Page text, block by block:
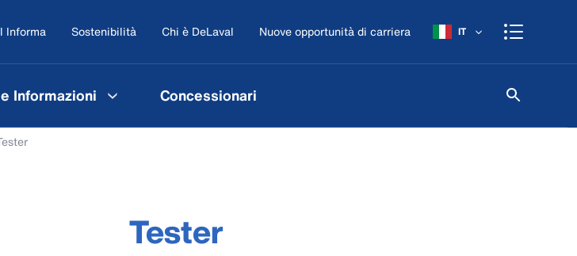
Informa Sostenibilità Chi è DeLaval Nuove opportunità di carriera IT
Informazioni Concessionari
Tester